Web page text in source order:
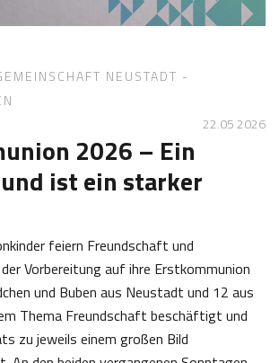
NEUSTADT -
22.05 2026
2026 – Ein
ist ein starker
feiern Freundschaft und
Vorbereitung auf ihre Erstkommunion
und Buben aus Neustadt und 12 aus
Thema Freundschaft beschäftigt und
zu jeweils einem großen Bild